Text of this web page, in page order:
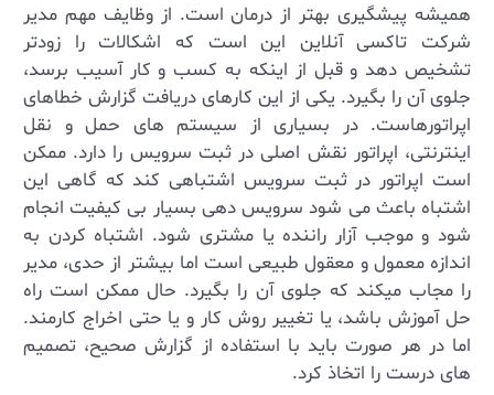
همیشه پیشگیری بهتر از درمان است. از وظایف مهم مدیر
شرکت تاکسی آنلاین این است که اشکالات را زودتر
تشخیص دهد و قبل از اینکه به کسب و کار آسیب برسد،
جلوی آن را بگیرد. یکی از این کارهای دریافت گزارش خطاهای
اپراتورهاست. در بسیاری از سیستم های حمل و نقل
اینترنتی، اپراتور نقش اصلی در ثبت سرویس را دارد. ممکن
است اپراتور در ثبت سرویس اشتباهی کند که گاهی این
اشتباه باعث می شود سرویس دهی بسیار بی کیفیت انجام
شود و موجب آزار راننده یا مشتری شود. اشتباه کردن به
اندازه معمول و معقول طبیعی است اما بیشتر از حدی، مدیر
را مجاب میکند که جلوی آن را بگیرد. حال ممکن است راه
حل آموزش باشد، یا تغییر روش کار و یا حتی اخراج کارمند.
اما در هر صورت باید با استفاده از گزارش صحیح، تصمیم
های درست را اتخاذ کرد.